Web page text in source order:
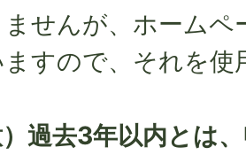
せんが、ホームペ
ますので、それを
）過去3年以内とは